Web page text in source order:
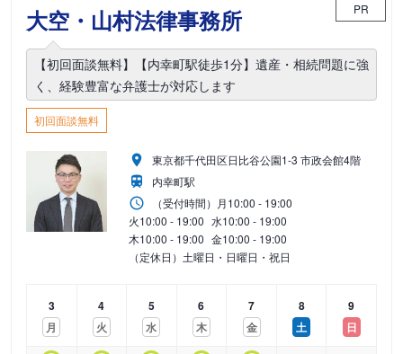
大空・山村法律事務所 PR
【初回面談無料】【内幸町駅徒歩1分】遺産・相続問題に強
く、経験豊富な弁護士が対応します
初回面談無料
東京都千代田区日比谷公園1-3 市政会館4階
内幸町駅
（受付時間） 月10:00 - 19:00
火10:00 - 19:00 水10:00 - 19:00
木10:00 - 19:00 金10:00 - 19:00
（定休日）土曜日・日曜日・祝日
3
月
4
火
5
水
6
木
7
金
8
土
9
日